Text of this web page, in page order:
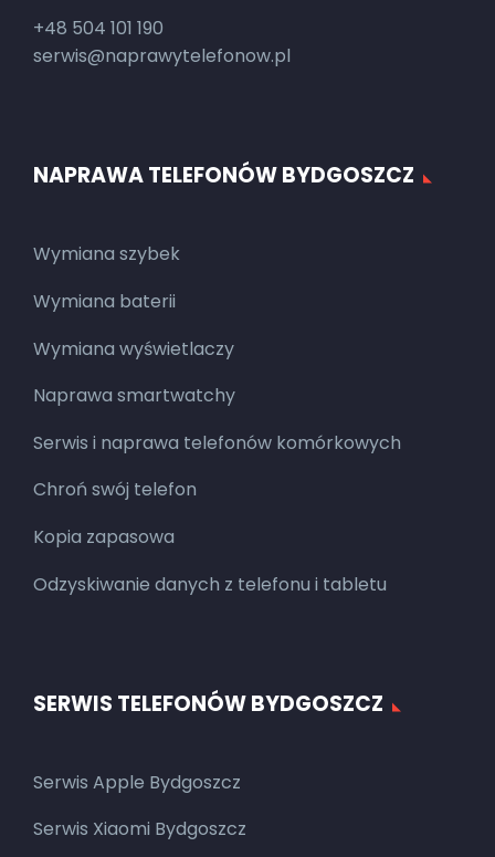
+48 504 101 190
serwis@naprawytelefonow.pl
NAPRAWA TELEFONÓW BYDGOSZCZ
Wymiana szybek
Wymiana baterii
Wymiana wyświetlaczy
Naprawa smartwatchy
Serwis i naprawa telefonów komórkowych
Chroń swój telefon
Kopia zapasowa
Odzyskiwanie danych z telefonu i tabletu
SERWIS TELEFONÓW BYDGOSZCZ
Serwis Apple Bydgoszcz
Serwis Xiaomi Bydgoszcz